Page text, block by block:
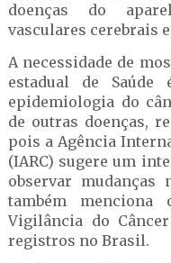
doenças do
vasculares cerebrais
A necessidade de
estadual de
epidemiologia do
de outras doenças,
pois a Agência
(IARC) sugere um
observar
também menciona
Vigilância do
registros no Brasil.